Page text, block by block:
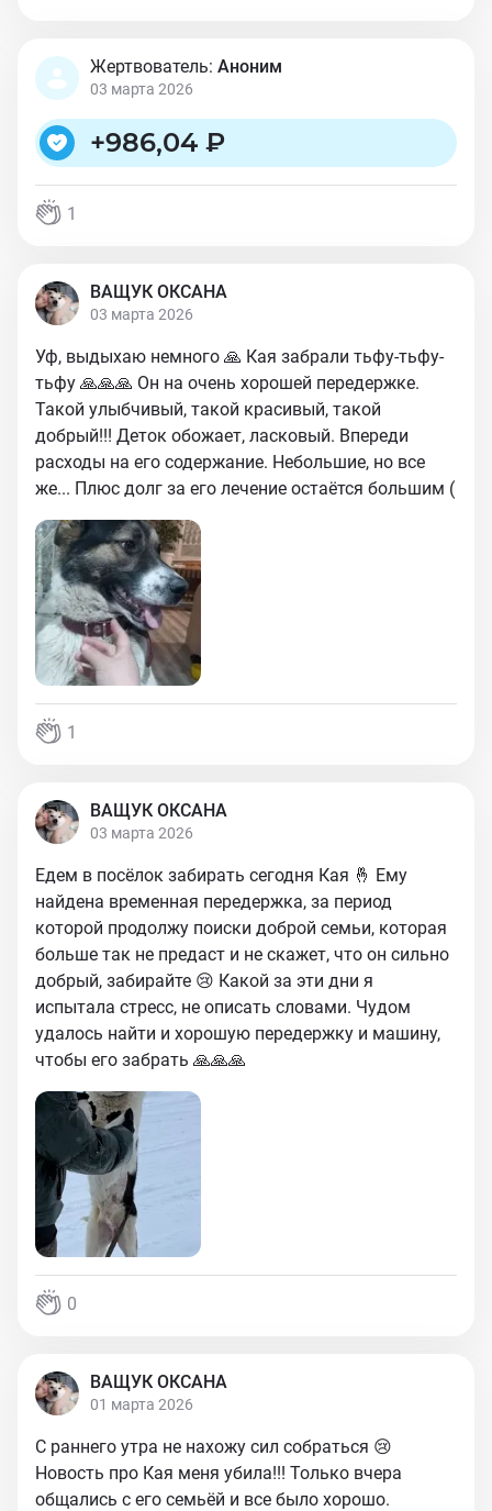
Жертвователь: Аноним
03 марта 2026
+986,04 ₽
1
ВАЩУК ОКСАНА
03 марта 2026
Уф, выдыхаю немного 🙏 Кая забрали тьфу-тьфу-
тьфу 🙏🙏🙏 Он на очень хорошей передержке.
Такой улыбчивый, такой красивый, такой
добрый!!! Деток обожает, ласковый. Впереди
расходы на его содержание. Небольшие, но все
же... Плюс долг за его лечение остаётся большим (
1
ВАЩУК ОКСАНА
03 марта 2026
Едем в посёлок забирать сегодня Кая 🤞 Ему
найдена временная передержка, за период
которой продолжу поиски доброй семьи, которая
больше так не предаст и не скажет, что он сильно
добрый, забирайте 😢 Какой за эти дни я
испытала стресс, не описать словами. Чудом
удалось найти и хорошую передержку и машину,
чтобы его забрать 🙏🙏🙏
0
ВАЩУК ОКСАНА
01 марта 2026
С раннего утра не нахожу сил собраться 😢
Новость про Кая меня убила!!! Только вчера
общались с его семьёй и все было хорошо.